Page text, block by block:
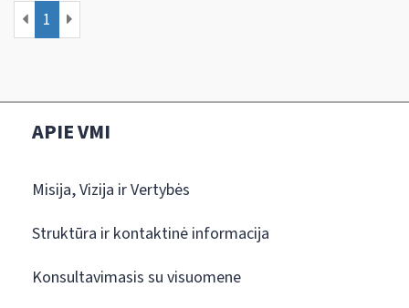
1
APIE VMI
Misija, Vizija ir Vertybės
Struktūra ir kontaktinė informacija
Konsultavimasis su visuomene